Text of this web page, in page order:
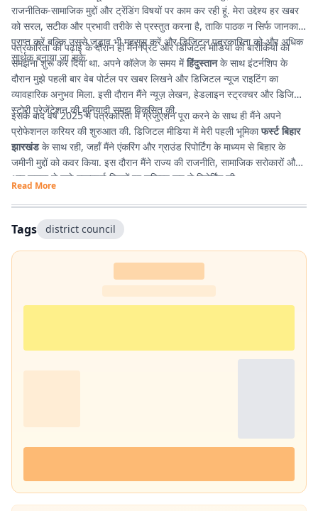
राजनीतिक-सामाजिक मुद्दों और ट्रेंडिंग विषयों पर काम कर रही हूं. मेरा उद्देश्य हर खबर
को सरल, सटीक और प्रभावी तरीके से प्रस्तुत करना है, ताकि पाठक न सिर्फ जानकारी
प्राप्त करें बल्कि उससे जुड़ाव भी महसूस करें और डिजिटल पत्रकारिता को और अधिक
सार्थक बनाया जा सके.
पत्रकारिता की पढ़ाई के दौरान ही मैंने प्रिंट और डिजिटल मीडिया की बारीकियों को
समझना शुरू कर दिया था. अपने कॉलेज के समय मेंहिंदुस्तानके साथ इंटर्नशिप के
दौरान मुझे पहली बार वेब पोर्टल पर खबर लिखने और डिजिटल न्यूज राइटिंग का
व्यावहारिक अनुभव मिला. इसी दौरान मैंने न्यूज़ लेखन, हेडलाइन स्ट्रक्चर और डिजिटल
स्टोरी प्रेजेंटेशन की बुनियादी समझ विकसित की.
इसके बाद वर्ष 2025 में पत्रकारिता में ग्रेजुएशन पूरा करने के साथ ही मैंने अपने
प्रोफेशनल करियर की शुरुआत की. डिजिटल मीडिया में मेरी पहली भूमिकाफर्स्ट बिहार
झारखंडके साथ रही, जहाँ मैंने एंकरिंग और ग्राउंड रिपोर्टिंग के माध्यम से बिहार के
जमीनी मुद्दों को कवर किया. इस दौरान मैंने राज्य की राजनीति, सामाजिक सरोकारों और
आम जनता से जुड़े महत्वपूर्ण विषयों पर सक्रिय रूप से रिपोर्टिंग की.
Read More
Tags district council